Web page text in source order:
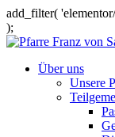
add_filter(
);
Über uns
Unsere